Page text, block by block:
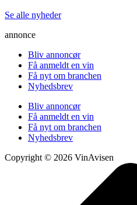
Se alle nyheder
annonce
Bliv annoncør
Få anmeldt en vin
Få nyt om branchen
Nyhedsbrev
Bliv annoncør
Få anmeldt en vin
Få nyt om branchen
Nyhedsbrev
Copyright © 2026 VinAvisen